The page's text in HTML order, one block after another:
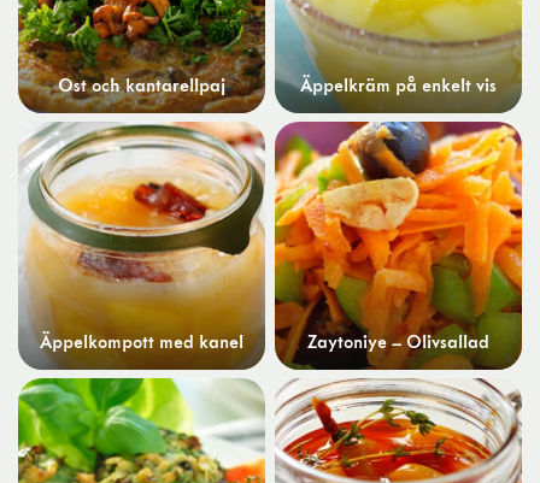
Ost och kantarellpaj Äppelkräm på enkelt vis
Äppelkompott med kanel Zaytoniye – Olivsallad